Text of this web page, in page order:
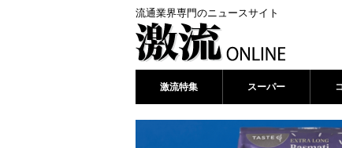
流通業界専門のニュースサイト
激流特集 スーパー